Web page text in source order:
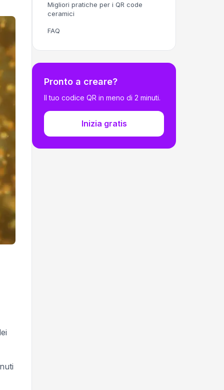
Migliori pratiche per i QR code
ceramici
FAQ
Pronto a creare?
Il tuo codice QR in meno di 2 minuti.
Inizia gratis